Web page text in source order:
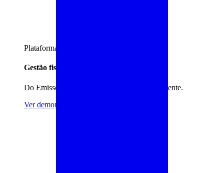
Plataforma completa
Gestão fiscal e contábil integrada
Do Emissor ao IRPF, tudo em um único ambiente.
Ver demonstração